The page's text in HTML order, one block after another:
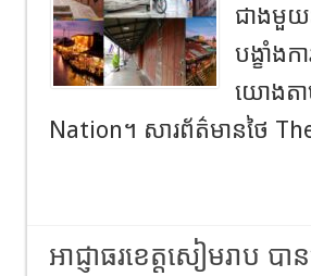
ជាងមួយ
បង្ខាំងក
យោងតា
Nation។ សារព័ត៌មានថៃ
អាជ្ញាធរខេត្តសៀមរាប